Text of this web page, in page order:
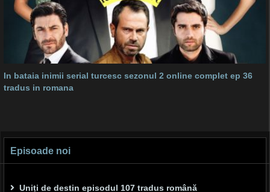
In bataia inimii serial turcesc sezonul 2 online complet ep 36
tradus in romana
Episoade noi
Uniți de destin episodul 107 tradus română